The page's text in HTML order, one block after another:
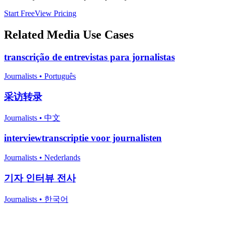
Start FreeView Pricing
Related Media Use Cases
transcrição de entrevistas para jornalistas
Journalists • Português
采访转录
Journalists • 中文
interviewtranscriptie voor journalisten
Journalists • Nederlands
기자 인터뷰 전사
Journalists • 한국어